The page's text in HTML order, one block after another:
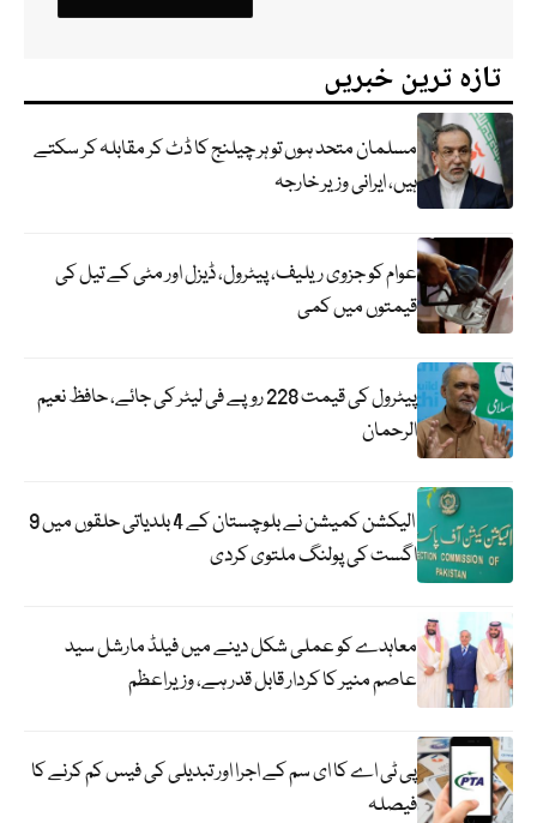
تازہ ترین خبریں
مسلمان متحد ہوں تو ہر چیلنج کا ڈٹ کر مقابلہ کر سکتے
ہیں، ایرانی وزیر خارجہ
عوام کو جزوی ریلیف، پیٹرول، ڈیزل اور مٹی کے تیل کی
قیمتوں میں کمی
پیٹرول کی قیمت 228 روپے فی لیٹر کی جائے، حافظ نعیم
الرحمان
الیکشن کمیشن نے بلوچستان کے 4 بلدیاتی حلقوں میں 9
اگست کی پولنگ ملتوی کردی
معاہدے کو عملی شکل دینے میں فیلڈ مارشل سید
عاصم منیر کا کردار قابل قدر ہے، وزیراعظم
پی ٹی اے کا ای سم کے اجرا اور تبدیلی کی فیس کم کرنے کا
فیصلہ